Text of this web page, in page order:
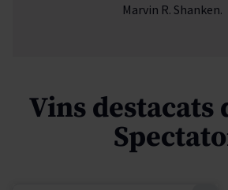
Marvin R. Shanken.
Vins destacats